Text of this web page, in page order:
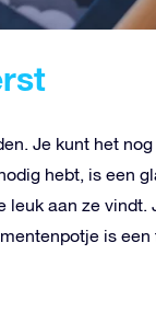
Je kunt het nog
hebt, is een
leuk aan ze vindt.
is een